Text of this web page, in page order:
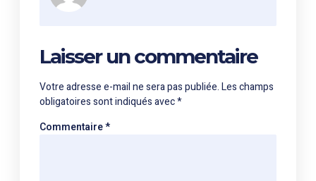
Laisser un commentaire
Votre adresse e-mail ne sera pas publiée.Les champs
obligatoires sont indiqués avec*
Commentaire*